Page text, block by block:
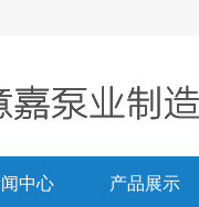
中心 产品展示